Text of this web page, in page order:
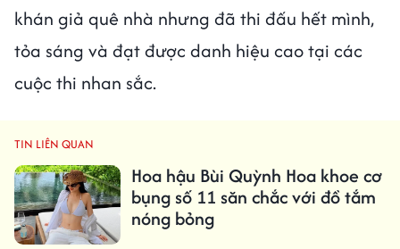
khán giả quê nhà nhưng đã thi đấu hết mình,
tỏa sáng và đạt được danh hiệu cao tại các
cuộc thi nhan sắc.
TIN LIÊN QUAN
Hoa hậu Bùi Quỳnh Hoa khoe cơ
bụng số 11 săn chắc với đồ tắm
nóng bỏng